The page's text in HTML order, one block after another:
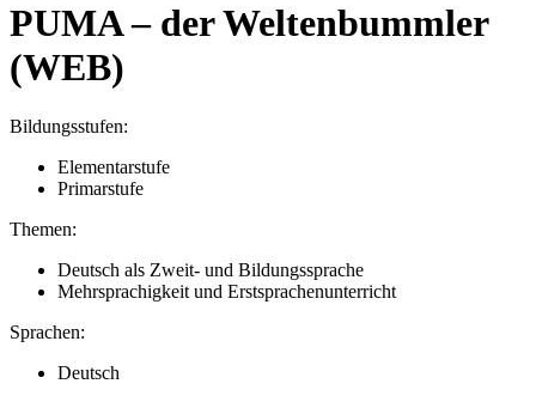
PUMA – der Weltenbummler
(WEB)
Bildungsstufen:
Elementarstufe
Primarstufe
Themen:
Deutsch als Zweit- und Bildungssprache
Mehrsprachigkeit und Erstsprachenunterricht
Sprachen:
Deutsch